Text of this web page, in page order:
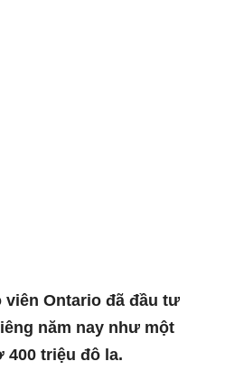
viên Ontario đã đầu tư
năm nay như một
400 triệu đô la.